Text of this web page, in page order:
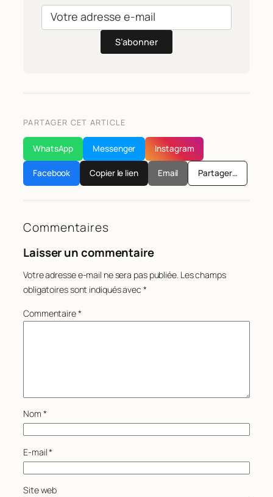
S’abonner
PARTAGER CET ARTICLE
WhatsApp Messenger Instagram
Facebook Copier le lien Email Partager…
Commentaires
Laisser un commentaire
Votre adresse e-mail ne sera pas publiée. Les champs
obligatoires sont indiqués avec *
Commentaire*
Nom *
E-mail*
Site web